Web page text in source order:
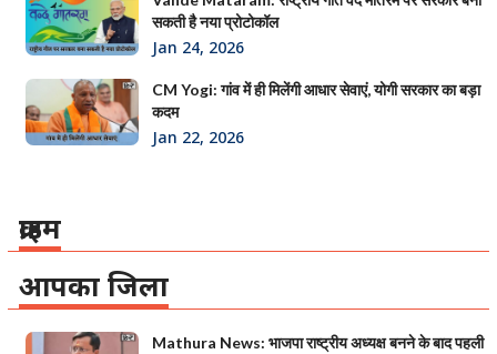
सकती है नया प्रोटोकॉल
Jan 24, 2026
CM Yogi: गांव में ही मिलेंगी आधार सेवाएं, योगी सरकार का बड़ा
कदम
Jan 22, 2026
क्राइम
आपका जिला
Mathura News: भाजपा राष्ट्रीय अध्यक्ष बनने के बाद पहली